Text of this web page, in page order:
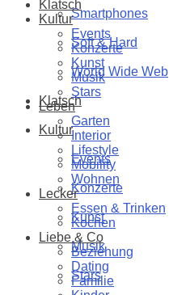
Smartphones
Soft & Hard
World Wide Web
Klatsch
Kultur
Events
Konzerte
Kunst
Musik
Stars
Klatsch
Kultur
Events
Konzerte
Kunst
Musik
Stars
Leben
Garten
Interior
Lifestyle
Mobility
Wohnen
Lecker
Essen & Trinken
Kochen
Liebe & Co
Beziehung
Dating
Familie